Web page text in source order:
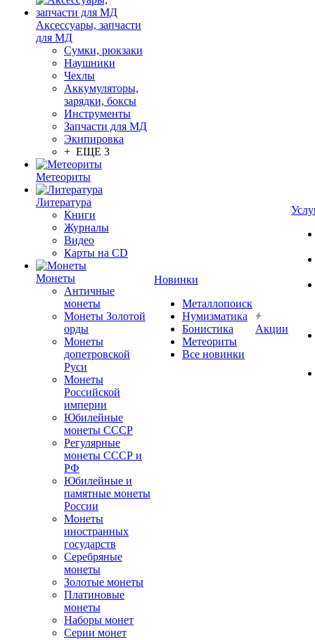
Аксессуары, запчасти
для МД
Сумки, рюкзаки
Наушники
Чехлы
Аккумуляторы,
зарядки, боксы
Инструменты
Запчасти для МД
Экипировка
+ ЕЩЕ 3
Метеориты
Литература
Книги
Журналы
Видео
Карты на CD
Монеты
Античные
монеты
Монеты Золотой
орды
Монеты
допетровской
Руси
Монеты
Российской
империи
Юбилейные
монеты СССР
Регулярные
монеты СССР и
РФ
Юбилейные и
памятные монеты
России
Монеты
иностранных
государств
Серебряные
монеты
Золотые монеты
Платиновые
монеты
Наборы монет
Серии монет
Новинки
Металлопоиск
Нумизматика
Бонистика
Метеориты
Все новинки
Акции